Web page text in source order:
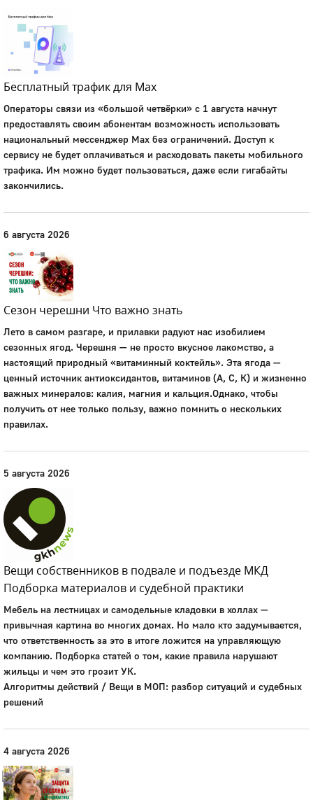
Город
муниципального
образования
История
Бесплатный трафик для Max
Операторы связи из «большой четвёрки» с 1 августа начнут
предоставлять своим абонентам возможность использовать
национальный мессенджер Мах без ограничений. Доступ к
сервису не будет оплачиваться и расходовать пакеты мобильного
трафика. Им можно будет пользоваться, даже если гигабайты
закончились.
6 августа 2026
Сезон черешни Что важно знать
Лето в самом разгаре, и прилавки радуют нас изобилием
сезонных ягод. Черешня — не просто вкусное лакомство, а
настоящий природный «витаминный коктейль». Эта ягода —
ценный источник антиоксидантов, витаминов (А, С, К) и жизненно
важных минералов: калия, магния и кальция.Однако, чтобы
получить от нее только пользу, важно помнить о нескольких
правилах.
5 августа 2026
Вещи собственников в подвале и подъезде МКД
Подборка материалов и судебной практики
Мебель на лестницах и самодельные кладовки в холлах —
привычная картина во многих домах. Но мало кто задумывается,
что ответственность за это в итоге ложится на управляющую
компанию. Подборка статей о том, какие правила нарушают
жильцы и чем это грозит УК.
Алгоритмы действий / Вещи в МОП: разбор ситуаций и судебных
решений
4 августа 2026